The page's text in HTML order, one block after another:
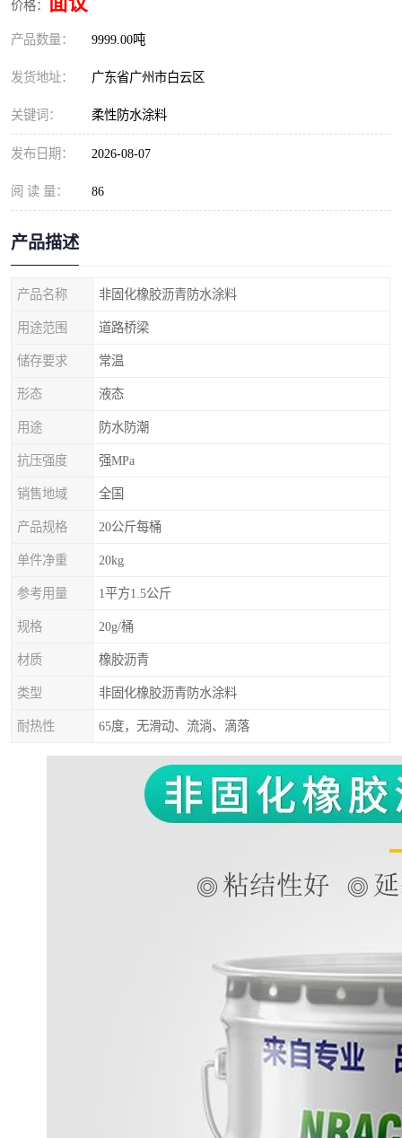
价格：
产品数量： 9999.00吨
发货地址： 广东省广州市白云区
关键词： 柔性防水涂料
发布日期： 2026-08-07
阅 读 量： 86
产品描述
产品名称 非固化橡胶沥青防水涂料
用途范围 道路桥梁
储存要求 常温
形态 液态
用途 防水防潮
抗压强度 强MPa
销售地域 全国
产品规格 20公斤每桶
单件净重 20kg
参考用量 1平方1.5公斤
规格 20g/桶
材质 橡胶沥青
类型 非固化橡胶沥青防水涂料
耐热性 65度，无滑动、流淌、滴落